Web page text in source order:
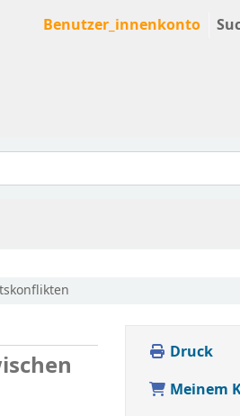
Benutzer_innenkonto
Druck
Meinem